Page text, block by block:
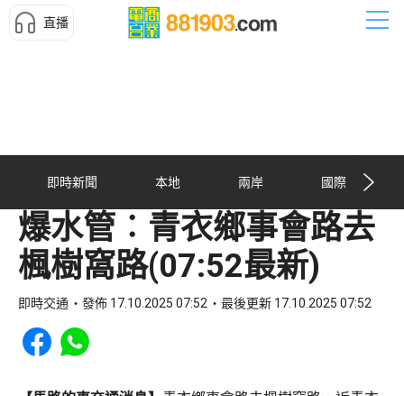
直播
即時新聞 本地 兩岸 國際
爆水管︰青衣鄉事會路去
楓樹窩路(07:52最新)
即時交通 發佈 17.10.2025 07:52 最後更新 17.10.2025 07:52
Share to Facebook
Share to WhatsApp